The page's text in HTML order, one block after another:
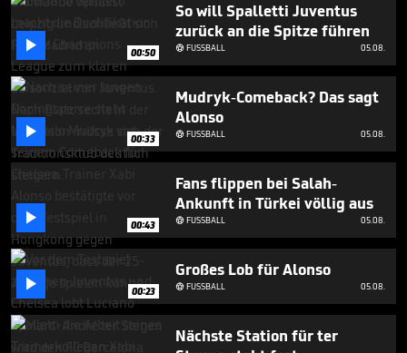
 00:50
So will Spalletti Juventus
zurück an die Spitze führen
FUSSBALL 05.08.
 00:33
Mudryk-Comeback? Das sagt
Alonso
FUSSBALL 05.08.
 00:43
Fans flippen bei Salah-
Ankunft in Türkei völlig aus
FUSSBALL 05.08.
 00:23
Großes Lob für Alonso
FUSSBALL 05.08.
Nächste Station für ter